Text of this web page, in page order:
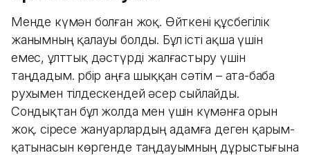
Менде күмән болған жоқ. Өйткені құсбегілік
жанымның қалауы болды. Бұл істі ақша үшін
емес, ұлттық дәстүрді жалғастыру үшін
таңдадым. Әрбір аңға шыққан сәтім – ата-баба
рухымен тілдескендей әсер сыйлайды.
Сондықтан бұл жолда мен үшін күмәнға орын
жоқ. Әсіресе жануарлардың адамға деген қарым-
қатынасын көргенде таңдауымның дұрыстығына